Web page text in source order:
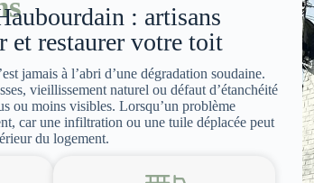
: artisans
et restaurer votre toit
jamais à l’abri d’une dégradation soudaine.
vieillissement naturel ou défaut d’étanchéité
ou moins visibles. Lorsqu’un problème
car une infiltration ou une tuile déplacée peut
du logement.